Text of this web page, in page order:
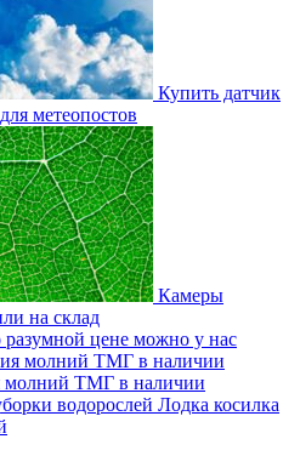
Купить датчик
метеопостов
Камеры
на склад
разумной цене можно у нас
молний ТМГ в наличии
Лодка косилка